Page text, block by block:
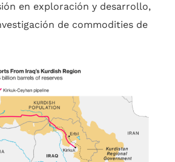
en exploración y desarrollo,
de commodities de